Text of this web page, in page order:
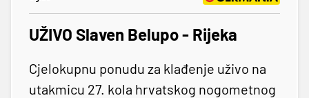
UŽIVO Slaven Belupo - Rijeka
Cjelokupnu ponudu za klađenje uživo na
utakmicu 27. kola hrvatskog nogometnog